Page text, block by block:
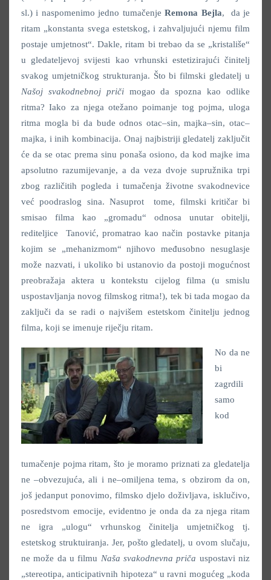
sl.) i naspomenimo jedno tumačenjeRemona Bejla, da je
ritam „konstanta svega estetskog, i zahvaljujući njemu film
postaje umjetnost“. Dakle, ritam bi trebao da se „kristališe“
u gledateljevoj svijesti kao vrhunski estetizirajući činitelj
svakog umjetničkog strukturanja. Što bi filmski gledatelj u
Našoj svakodnebnoj pričimogao da spozna kao odlike
ritma? Iako za njega otežano poimanje tog pojma, uloga
ritma mogla bi da bude odnos otac–sin, majka–sin, otac–
majka, i inih kombinacija. Onaj najbistriji gledatelj zaključit
će da se otac prema sinu ponaša osiono, da kod majke ima
apsolutno razumijevanje, a da veza dvoje supružnika trpi
zbog različitih pogleda i tumačenja životne svakodnevice
već poodraslog sina. Nasuprot tome, filmski kritičar bi
smisao filma kao „gromadu“ odnosa unutar obitelji,
rediteljice Tanović, promatrao kao način postavke pitanja
kojim se „mehanizmom“ njihovo međusobno nesuglasje
može nazvati, i ukoliko bi ustanovio da postoji mogućnost
preobražaja aktera u kontekstu cijelog filma (u smislu
uspostavljanja novog filmskog ritma!), tek bi tada mogao da
zaključi da se radi o najvišem estetskom činitelju jednog
filma, koji se imenuje riječju ritam.
No da ne
bi
zagrdili
samo
kod
tumačenje pojma ritam, što je moramo priznati za gledatelja
ne –obvezujuća, ali i ne–omiljena tema, s obzirom da on,
još jedanput ponovimo, filmsko djelo doživljava, isklučivo,
posredstvom emocije, evidentno je onda da za njega ritam
ne igra „ulogu“ vrhunskog činitelja umjetničkog tj.
estetskog struktuiranja. Jer, pošto gledatelj, u ovom slučaju,
ne može da u filmu Naša svakodnevna priča uspostavi niz
„stereotipa, anticipativnih hipoteza“ u ravni mogućeg „koda